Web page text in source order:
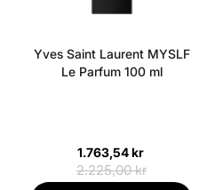
Yves Saint Laurent MYSLF
Le Parfum 100 ml
1.763,54 kr
2.225,00 kr